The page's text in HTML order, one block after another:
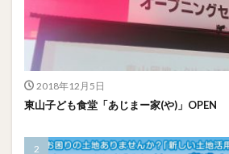
2018年12月5日
東山子ども食堂「あじまー家(や)」OPEN